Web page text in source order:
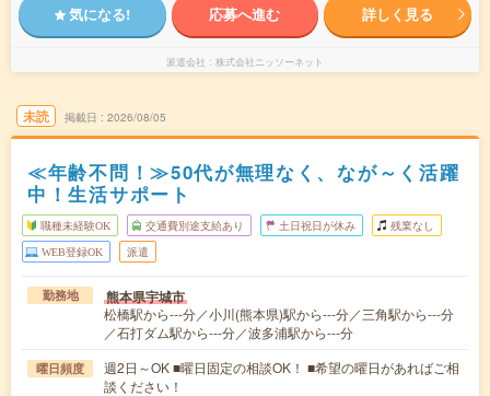
気になる! 応募へ進む 詳しく見る
派遣会社 株式会社ニッソーネット
未読 掲載日 2026/08/05
≪年齢不問！≫50代が無理なく、なが～く活躍
中！生活サポート
職種未経験OK 交通費別途支給あり 土日祝日が休み 残業なし
WEB登録OK 派遣
勤務地 熊本県宇城市
松橋駅から---分／小川(熊本県)駅から---分／三角駅から---分
／石打ダム駅から---分／波多浦駅から---分
曜日頻度
週2日～OK ■曜日固定の相談OK！ ■希望の曜日があればご相
談ください！